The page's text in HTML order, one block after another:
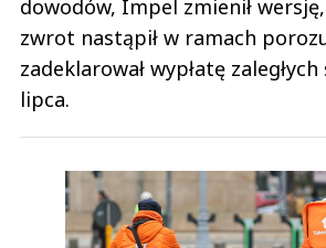
dowodów, Impel zmienił wersję,
zwrot nastąpił w ramach
zadeklarował wypłatę
lipca.